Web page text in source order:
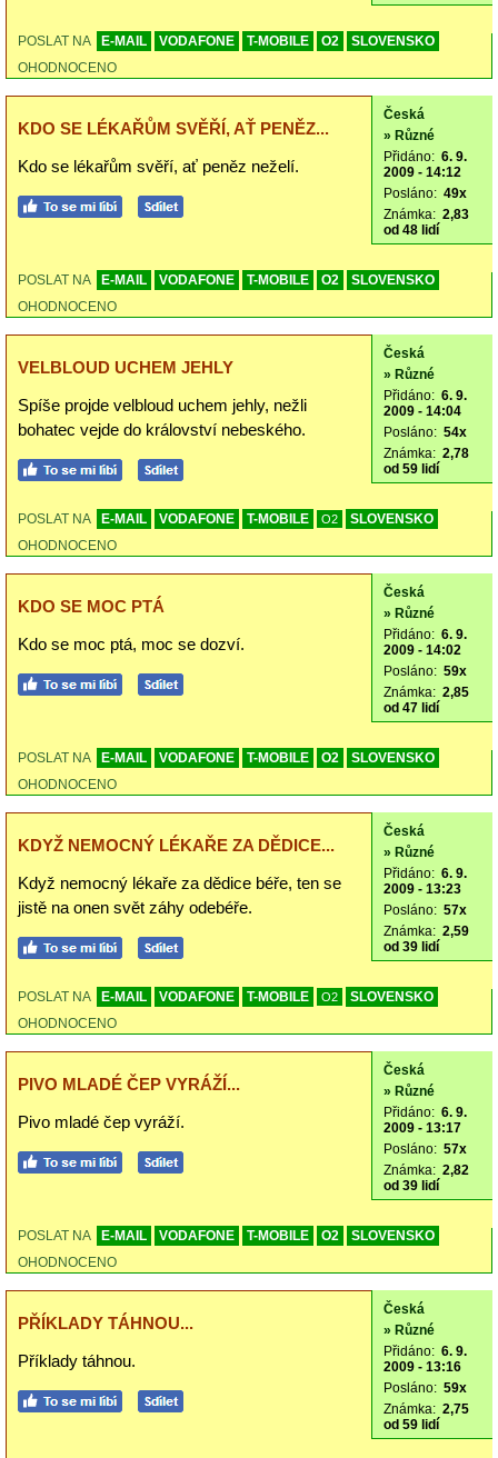
POSLAT NA E-MAIL VODAFONE T-MOBILE O2
SLOVENSKO
OHODNOCENO
KDO SE LÉKAŘŮM SVĚŘÍ, AŤ PENĚZ...
Kdo se lékařům svěří, ať peněz neželí.
Česká
» Různé
Přidáno: 6. 9.
2009 - 14:12
Posláno: 49x
Známka: 2,83
od 48 lidí
POSLAT NA E-MAIL VODAFONE T-MOBILE O2
SLOVENSKO
OHODNOCENO
VELBLOUD UCHEM JEHLY
Spíše projde velbloud uchem jehly, nežli
bohatec vejde do království nebeského.
Česká
» Různé
Přidáno: 6. 9.
2009 - 14:04
Posláno: 54x
Známka: 2,78
od 59 lidí
POSLAT NA E-MAIL VODAFONE T-MOBILE O2
SLOVENSKO
OHODNOCENO
KDO SE MOC PTÁ
Kdo se moc ptá, moc se dozví.
Česká
» Různé
Přidáno: 6. 9.
2009 - 14:02
Posláno: 59x
Známka: 2,85
od 47 lidí
POSLAT NA E-MAIL VODAFONE T-MOBILE O2
SLOVENSKO
OHODNOCENO
KDYŽ NEMOCNÝ LÉKAŘE ZA DĚDICE...
Když nemocný lékaře za dědice béře, ten se
jistě na onen svět záhy odebéře.
Česká
» Různé
Přidáno: 6. 9.
2009 - 13:23
Posláno: 57x
Známka: 2,59
od 39 lidí
POSLAT NA E-MAIL VODAFONE T-MOBILE O2
SLOVENSKO
OHODNOCENO
PIVO MLADÉ ČEP VYRÁŽÍ...
Pivo mladé čep vyráží.
Česká
» Různé
Přidáno: 6. 9.
2009 - 13:17
Posláno: 57x
Známka: 2,82
od 39 lidí
POSLAT NA E-MAIL VODAFONE T-MOBILE O2
SLOVENSKO
OHODNOCENO
PŘÍKLADY TÁHNOU...
Příklady táhnou.
Česká
» Různé
Přidáno: 6. 9.
2009 - 13:16
Posláno: 59x
Známka: 2,75
od 59 lidí